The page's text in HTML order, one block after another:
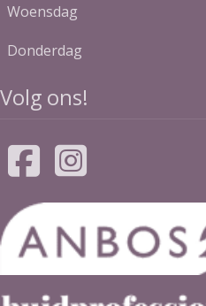
Woensdag
Donderdag
Volg ons!